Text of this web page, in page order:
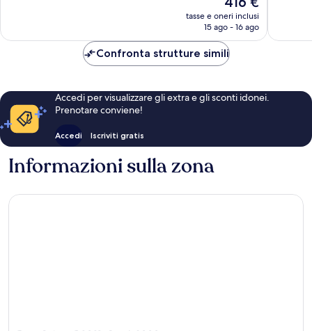
prezzo
attuale
416 €
tasse e oneri inclusi
15 ago - 16 ago
Confronta strutture simili
Accedi per visualizzare gli extra e gli sconti idonei.
Prenotare conviene!
Accedi Iscriviti gratis
Informazioni sulla zona